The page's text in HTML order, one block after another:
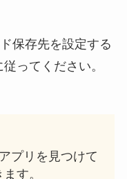
保存先を設定する
ってください。
プリを見つけて
す。